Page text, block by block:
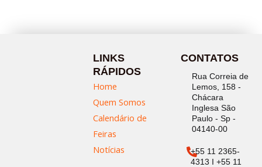
LINKS
RÁPIDOS
Home
Quem Somos
Calendário de
Feiras
Notícias
CONTATOS
Rua Correia de
Lemos, 158 -
Chácara
Inglesa São
Paulo - Sp -
04140-00
+55 11 2365-
4313 I +55 11